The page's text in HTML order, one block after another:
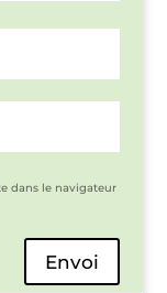
dans le navigateur
Envoi